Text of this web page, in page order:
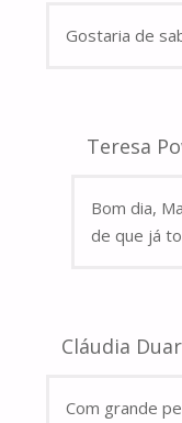
Gostaria de
Teresa
Bom dia,
de que já
Cláudia
Com grande